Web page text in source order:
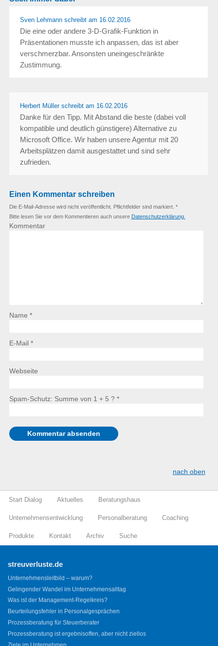
Sven Lehmannschreibt am 16.02.2016
Die eine oder andere 3-D-Grafik-Funktion in
Präsentationen musste ich anpassen, das ist aber
verschmerzbar. Ansonsten uneingeschränkte
Zustimmung.
Herbert Müller schreibt am 16.02.2016
Danke für den Tipp. Mit Abstand die beste (dabei voll
kompatible und deutlich günstigere) Alternative zu
Microsoft Office. Wir haben unsere Agentur mit 20
Arbeitsplätzen damit ausgestattet und sind sehr
zufrieden.
Einen Kommentar schreiben
Die E-Mail-Adresse wird nicht veröffentlicht. Pflichtfelder sind markiert. *
Bitte lesen Sie vor dem Kommentieren auch unsere Datenschutzerklärung.
Kommentar
Name *
E-Mail *
Webseite
Spam-Schutz: Summe von 1 + 5 ? *
nach oben
Start Dialog Aktuelles Beratungshaus
Unternehmensentwicklung Personalberatung Coaching
Produkte Kontakt Archiv Suche
streuverluste.de
Unternehmensleitbild – warum?
Gelingender Wandel im Unternehmensalltag
Was ist der Management-Regelkreis?
Beurteilungsfehler in Personalgesprächen
Prozessberatung für Steuerberater
Prozessberatung ist ergebnisoffen, aber nicht ziellos